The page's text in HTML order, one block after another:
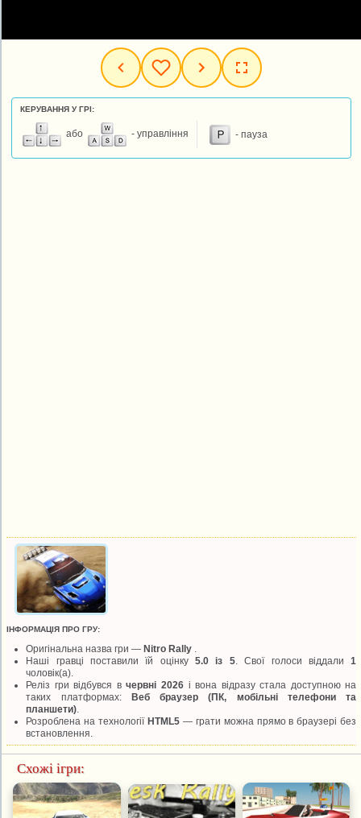
КЕРУВАННЯ У ГРІ:
або - управління - пауза
ІНФОРМАЦІЯ ПРО ГРУ:
Оригінальна назва гри —Nitro Rally
Наші гравці поставили їй оцінку5.0 із 5. Свої голоси віддали1
чоловік(а).
Реліз гри відбувся вчервні 2026і вона відразу стала доступною на
таких платформах: Веб браузер (ПК, мобільні телефони та
планшети)
Розроблена на технології HTML5— грати можна прямо в браузері без
встановлення.
Схожі ігри: